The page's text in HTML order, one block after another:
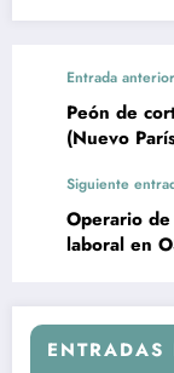
Entrada anterior
Peón de
(Nuevo
Siguiente
Operario
laboral en